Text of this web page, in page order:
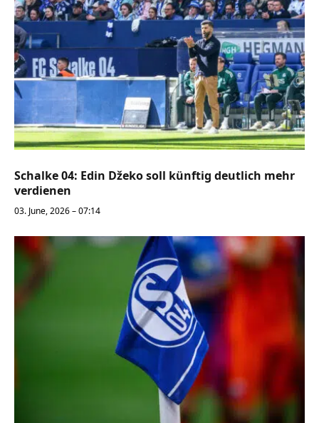
Schalke 04: Edin Džeko soll künftig deutlich mehr
verdienen
03. June, 2026 – 07:14